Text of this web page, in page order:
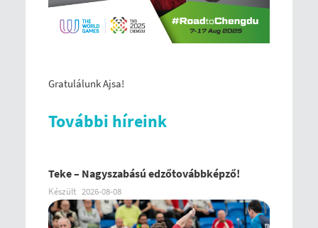
Gratulálunk Ajsa!
További híreink
Teke – Nagyszabású edzőtovábbképző!
Készült 2026-08-08